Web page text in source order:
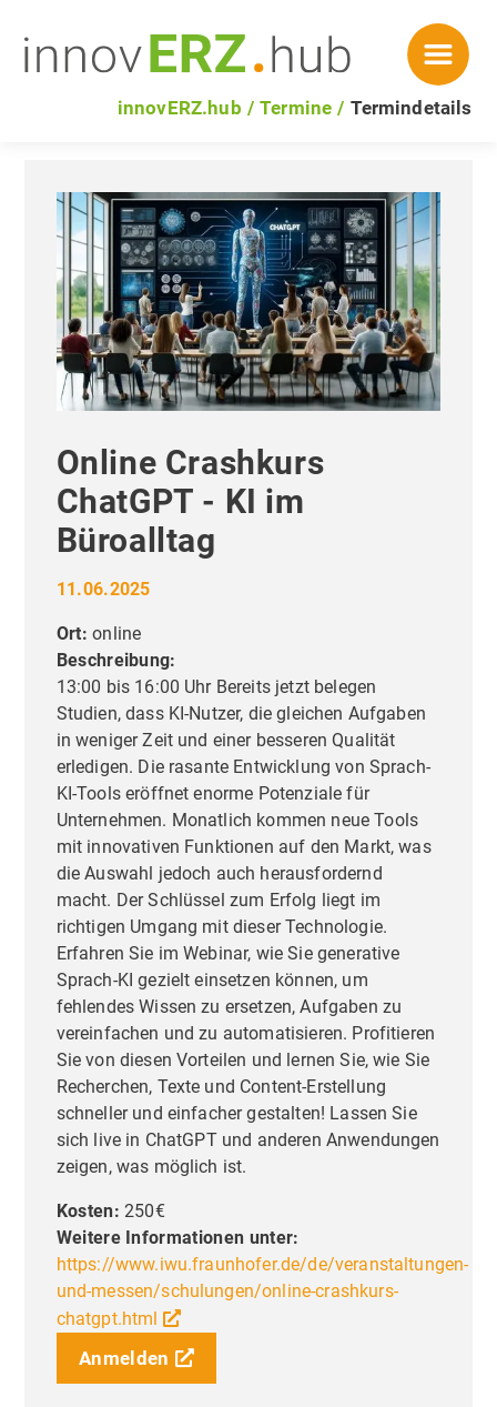
innovERZ.hub Termine Termindetails
Online Crashkurs
ChatGPT - KI im
Büroalltag
11.06.2025
Ort:online
Beschreibung:
13:00 bis 16:00 Uhr Bereits jetzt belegen
Studien, dass KI-Nutzer, die gleichen Aufgaben
in weniger Zeit und einer besseren Qualität
erledigen. Die rasante Entwicklung von Sprach-
KI-Tools eröffnet enorme Potenziale für
Unternehmen. Monatlich kommen neue Tools
mit innovativen Funktionen auf den Markt, was
die Auswahl jedoch auch herausfordernd
macht. Der Schlüssel zum Erfolg liegt im
richtigen Umgang mit dieser Technologie.
Erfahren Sie im Webinar, wie Sie generative
Sprach-KI gezielt einsetzen können, um
fehlendes Wissen zu ersetzen, Aufgaben zu
vereinfachen und zu automatisieren. Profitieren
Sie von diesen Vorteilen und lernen Sie, wie Sie
Recherchen, Texte und Content-Erstellung
schneller und einfacher gestalten! Lassen Sie
sich live in ChatGPT und anderen Anwendungen
zeigen, was möglich ist.
Kosten: 250€
Weitere Informationen unter:
https://www.iwu.fraunhofer.de/de/veranstaltungen-
und-messen/schulungen/online-crashkurs-
chatgpt.html
Anmelden